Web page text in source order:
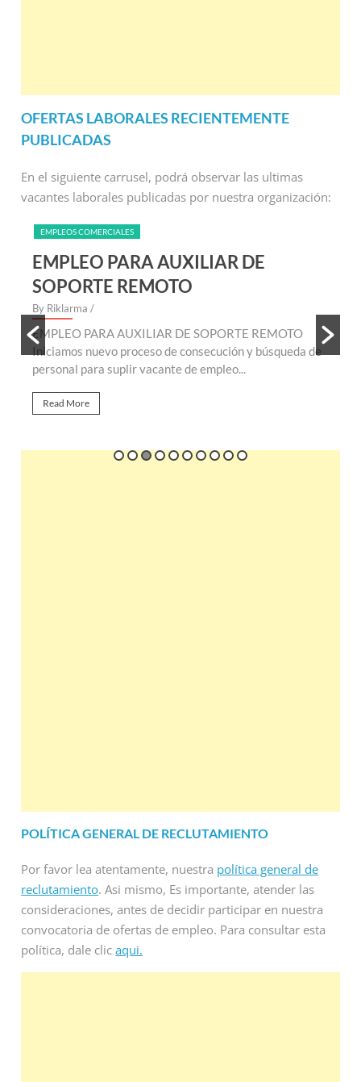
OFERTAS LABORALES RECIENTEMENTE
PUBLICADAS
En el siguiente carrusel, podrá observar las ultimas
vacantes laborales publicadas por nuestra organización:
EMPLEOS COMERCIALES
EMPLEO PARA AUXILIAR DE
SOPORTE REMOTO
By Riklarma /
EMPLEO PARA AUXILIAR DE SOPORTE REMOTO
Iniciamos nuevo proceso de consecución y búsqueda de
personal para suplir vacante de empleo...
Read More
POLÍTICA GENERAL DE RECLUTAMIENTO
Por favor lea atentamente, nuestra política general de
reclutamiento. Asi mismo, Es importante, atender las
consideraciones, antes de decidir participar en nuestra
convocatoria de ofertas de empleo. Para consultar esta
política, dale clicaqui.